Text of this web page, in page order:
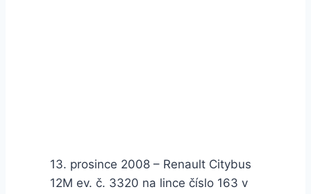
13. prosince 2008 – Renault Citybus
12M ev. č. 3320 na lince číslo 163 v